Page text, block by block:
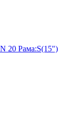
20 Рама:S(15")